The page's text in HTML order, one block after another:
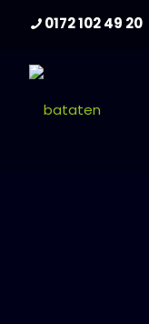
0172 102 49 20